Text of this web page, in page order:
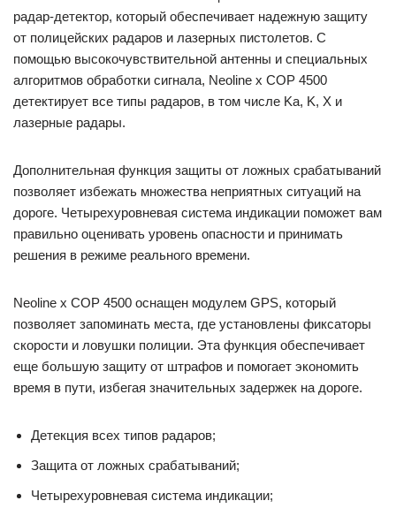
радар-детектор, который обеспечивает надежную защиту
от полицейских радаров и лазерных пистолетов. С
помощью высокочувствительной антенны и специальных
алгоритмов обработки сигнала, Neoline x COP 4500
детектирует все типы радаров, в том числе Ka, K, X и
лазерные радары.
Дополнительная функция защиты от ложных срабатываний
позволяет избежать множества неприятных ситуаций на
дороге. Четырехуровневая система индикации поможет вам
правильно оценивать уровень опасности и принимать
решения в режиме реального времени.
Neoline x COP 4500 оснащен модулем GPS, который
позволяет запоминать места, где установлены фиксаторы
скорости и ловушки полиции. Эта функция обеспечивает
еще большую защиту от штрафов и помогает экономить
время в пути, избегая значительных задержек на дороге.
Детекция всех типов радаров;
Защита от ложных срабатываний;
Четырехуровневая система индикации;